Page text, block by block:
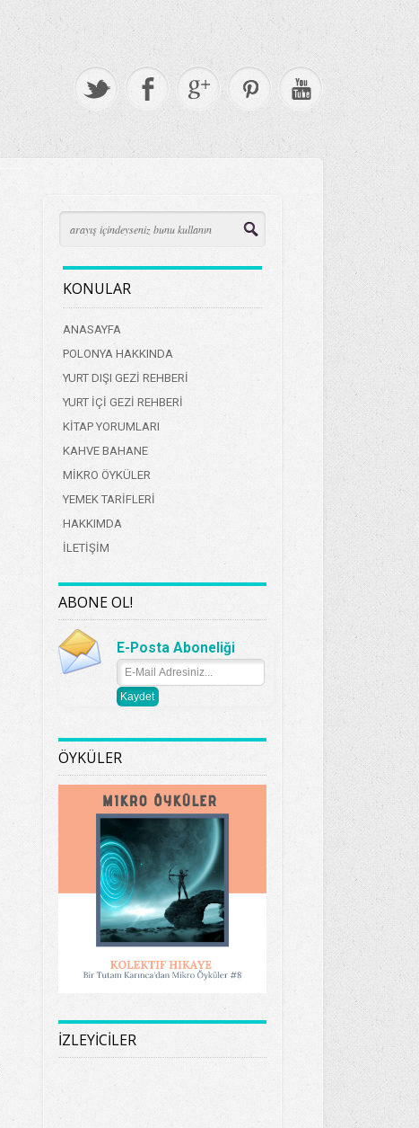
KONULAR
ANASAYFA
POLONYA HAKKINDA
YURT DIŞI GEZİ REHBERİ
YURT İÇİ GEZİ REHBERİ
KİTAP YORUMLARI
KAHVE BAHANE
MİKRO ÖYKÜLER
YEMEK TARİFLERİ
HAKKIMDA
İLETİŞİM
ABONE OL!
E-Posta Aboneliği
ÖYKÜLER
İZLEYİCİLER